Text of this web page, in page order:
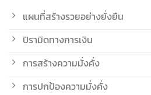
แผนที่สร้างรวยอย่างยั่งยืน
ปิรามิดทางการเงิน
การสร้างความมั่งคั่ง
การปกป้องความมั่งคั่ง